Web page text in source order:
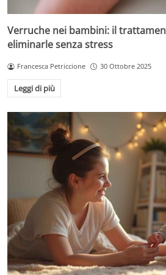
Verruche nei bambini: il
eliminarle senza stress
Francesca Petriccione 30 Ottobre 2025
Leggi di più